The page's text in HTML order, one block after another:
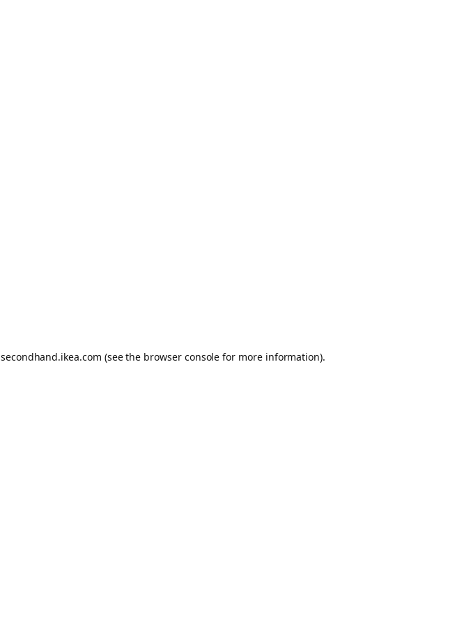
secondhand.ikea.com (see the browser console for more information).